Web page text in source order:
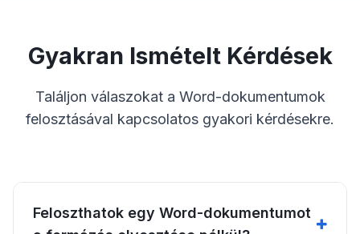
Gyakran Ismételt Kérdések
Találjon válaszokat a Word-dokumentumok
felosztásával kapcsolatos gyakori kérdésekre.
Feloszthatok egy Word-dokumentumot